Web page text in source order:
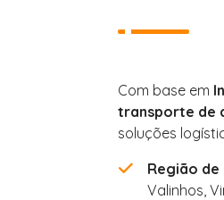
Com base em
transporte de
soluções
Região de
Valinhos,